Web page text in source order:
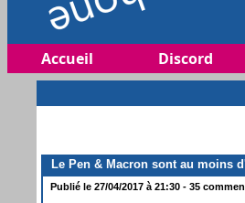
Accueil Discord
Le Pen & Macron sont au moins
Publié le 27/04/2017 à 21:30 - 35